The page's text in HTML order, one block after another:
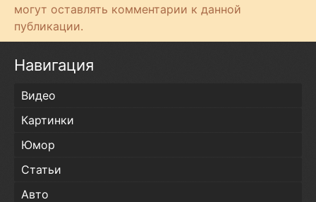
могут оставлять комментарии к данной
публикации.
Навигация
Видео
Картинки
Юмор
Статьи
Авто